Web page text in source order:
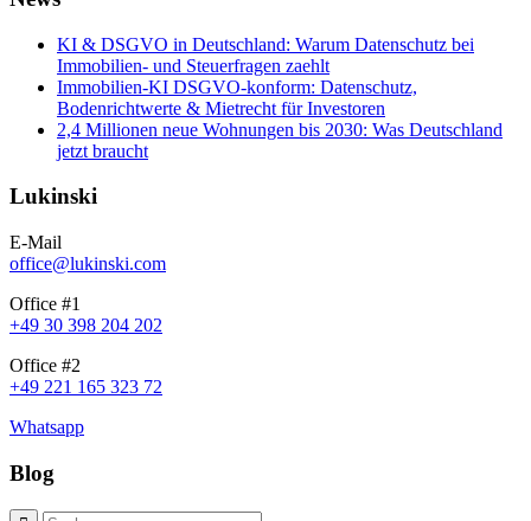
KI & DSGVO in Deutschland: Warum Datenschutz bei
Immobilien- und Steuerfragen zaehlt
Immobilien-KI DSGVO-konform: Datenschutz,
Bodenrichtwerte & Mietrecht für Investoren
2,4 Millionen neue Wohnungen bis 2030: Was Deutschland
jetzt braucht
Lukinski
E-Mail
office@lukinski.com
Office #1
+49 30 398 204 202
Office #2
+49 221 165 323 72
Whatsapp
Blog